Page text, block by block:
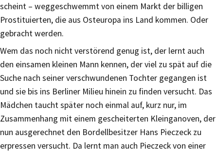
scheint – weggeschwemmt von einem Markt der billigen
Prostituierten, die aus Osteuropa ins Land kommen. Oder
gebracht werden.
Wem das noch nicht verstörend genug ist, der lernt auch
den einsamen kleinen Mann kennen, der viel zu spät auf die
Suche nach seiner verschwundenen Tochter gegangen ist
und sie bis ins Berliner Milieu hinein zu finden versucht. Das
Mädchen taucht später noch einmal auf, kurz nur, im
Zusammenhang mit einem gescheiterten Kleinganoven, der
nun ausgerechnet den Bordellbesitzer Hans Pieczeck zu
erpressen versucht. Da lernt man auch Pieczeck von einer